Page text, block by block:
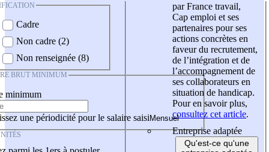
Cadre
Non cadre (2)
Non renseignée (8)
BRUT MINIMUM
minimum
une périodicité pour le salaire saisi
par France travail,
Cap emploi et ses
partenaires pour ses
actions concrètes en
faveur du recrutement,
de l’intégration et de
l’accompagnement de
ses collaborateurs en
situation de handicap.
Pour en savoir plus,
consultez cet article.
Entreprise adaptée
Qu'est-ce qu'une